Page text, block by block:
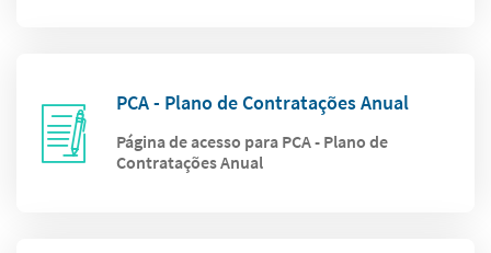
PCA - Plano de Contratações Anual
Página de acesso para PCA - Plano de
Contratações Anual